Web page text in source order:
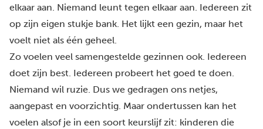
elkaar aan. Niemand leunt tegen elkaar aan. Iedereen zit
op zijn eigen stukje bank. Het lijkt een gezin, maar het
voelt niet als één geheel.
Zo voelen veel samengestelde gezinnen ook. Iedereen
doet zijn best. Iedereen probeert het goed te doen.
Niemand wil ruzie. Dus we gedragen ons netjes,
aangepast en voorzichtig. Maar ondertussen kan het
voelen alsof je in een soort keurslijf zit: kinderen die